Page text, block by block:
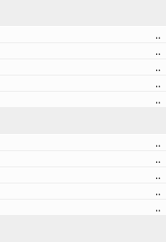
..
..
..
..
..
..
..
..
..
..